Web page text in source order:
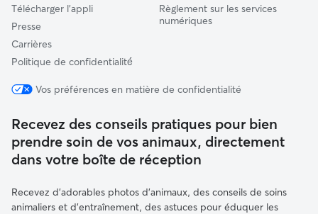
Télécharger l'appli
Presse
Carrières
Politique de confidentialité́
Règlement sur les services
numériques
Vos préférences en matière de confidentialité
Recevez des conseils pratiques pour bien
prendre soin de vos animaux, directement
dans votre boîte de réception
Recevez d'adorables photos d'animaux, des conseils de soins
animaliers et d'entraînement, des astuces pour éduquer les